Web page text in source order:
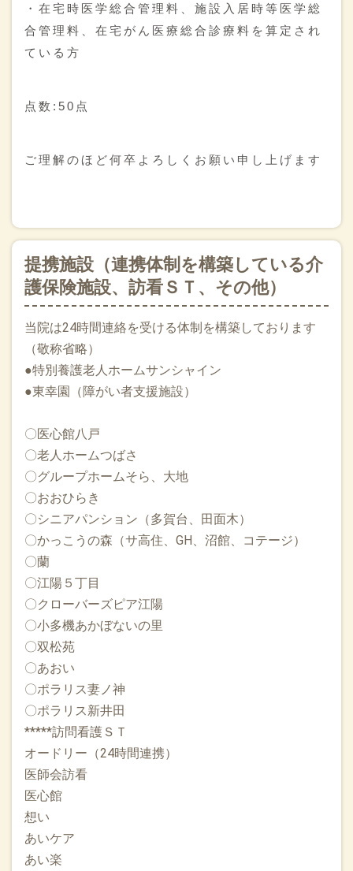
えて仕事します！
2025.08.01
院では厚生労働大臣が定めた医療従事者の人材確保や賃金改
す。 8/1（金）14：00-17：00 八戸市保健センター3階会議室
（八戸市田向3-6-1） 参加は無料。締切は7/28（月曜日） ご
興味のある人は是非！お申し込みください！
2025.07.18
領収証明書発行8/1より有料（税込み110円）となります！領
収証はなくさないようお願いいたします！
2025.07.17
本日は医療事務業務（レセプト・オペレーション等）人材育
院のスタッフ教育、コンサルテーションをご指導いただきま
す。レセプトの学習も4月から開始しています。八戸の美味し
いものも召し上がっていただきます！一緒に在宅レセプトを
学びたい方のご連絡もお待ちしております！
2025.07.08
7/7.8と広島にある”ほーむけあクリニック”に見学に行ってま
いりました。4階建ての白い清潔感あるビルに内科小児科皮膚
科美容皮膚科、もちろん在宅診療もさらに入院12床も！（有
床診療所）院長の横林賢一先生は家庭医であり外来も在宅診
療もレスパイト入院もさらに社会的処方やJAROカフェの経営
もされている懐の広い先生でした！いつの間にか笑顔、いつ
のまにか健康というコンセプトも素敵！私も行動経済学を勉
強開始しました！また在宅医療連合学会の専門医を取得しよ
うと思います！
2025.07.07
した！人間的にも医師としても尊敬する千葉大先生。7/7-21
の診察は原則千葉先生がご担当されます。どうぞよろしくお
願いいたします。
2025.07.01
今月の新しい目標は”adaptable” 臨機応変にがんばっていきま
す！
・在宅時医学総合管理料、施設入居時等医学総
合管理料、在宅がん医療総合診療料を算定され
ている方
点数:50点
ご理解のほど何卒よろしくお願い申し上げます
提携施設（連携体制を構築している介
護保険施設、訪看ＳＴ、その他）
当院は24時間連絡を受ける体制を構築しております
（敬称省略）
●特別養護老人ホームサンシャイン
●東幸園（障がい者支援施設）
〇医心館八戸
〇老人ホームつばさ
〇グループホームそら、大地
〇おおひらき
〇シニアパンション（多賀台、田面木）
〇かっこうの森（サ高住、GH、沼館、コテージ）
〇蘭
〇江陽５丁目
〇クローバーズピア江陽
〇小多機あかぼないの里
〇双松苑
〇あおい
〇ポラリス妻ノ神
〇ポラリス新井田
*****訪問看護ＳＴ
オードリー（24時間連携）
医師会訪看
医心館
想い
あいケア
あい楽